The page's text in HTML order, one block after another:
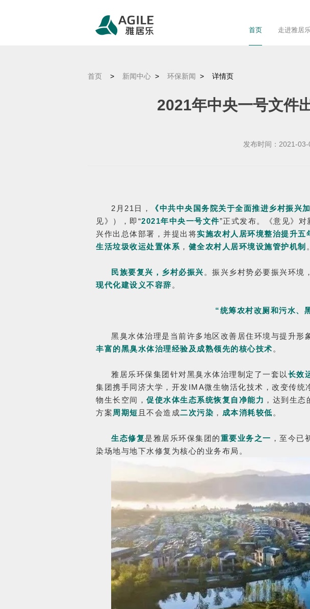
首页 走进雅居
首页 > 新闻中心 > 环保新闻 > 详情页
2021年中央一号文件
发布时间： 2021-03-
2月21日， 《中共中央国务院关于全面推进乡村振兴
见》），即“2021年中央一号文件”正式发布。《意见》
兴作出总体部署，并提出将实施农村人居环境整治提升五
生活垃圾收运处置体系 ， 健全农村人居环境设施管护机制 。
民族要复兴，乡村必振兴 。振兴乡村势必要振兴环境
现代化建设义不容辞 。
“统筹农村改厕和污水、
黑臭水体治理是当前许多地区改善居住环境与提升形
丰富的黑臭水体治理经验及成熟领先的核心技术 。
雅居乐环保集团针对黑臭水体治理制定了一套以 长效
集团携手同济大学，开发IMA微生物活化技术，改变传统
物生长空间， 促使水体生态系统恢复自净能力 ，达到生
方案 周期短 且不会造成二次污染 ， 成本消耗较低 。
生态修复是雅居乐环保集团的重要业务之一 ，至今已
染场地与地下水修复为核心的业务布局。